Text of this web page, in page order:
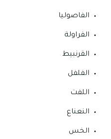
الفاصوليا
الفراولة
القرنبيط
الفلفل
اللفت
النعناع
الخس